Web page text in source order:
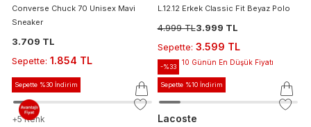
Converse Chuck 70 Unisex Mavi
Sneaker
3.709 TL
Sepette: 1.854 TL
L.12.12 Erkek Classic Fit Beyaz Polo
4.999 TL3.999 TL
Sepette: 3.599 TL
Son 10 Günün En Düşük Fiyatı
Sepette %30 İndirim
+5 Renk
-%33
Sepette %10 İndirim
Lacoste